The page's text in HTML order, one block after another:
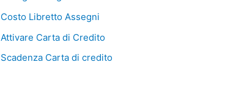
Costo Libretto Assegni
Attivare Carta di Credito
Scadenza Carta di credito